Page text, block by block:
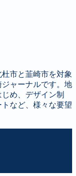
市と韮崎市を対象
ャーナルです。地
め、デザイン制
など、様々な要望